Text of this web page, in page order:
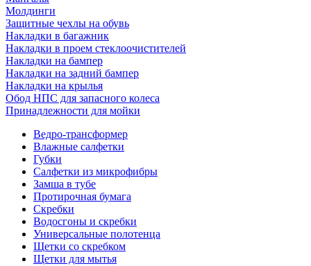
Молдинги
Защитные чехлы на обувь
Накладки в багажник
Накладки в проем стеклоочистителей
Накладки на бампер
Накладки на задний бампер
Накладки на крылья
Обод НПС для запасного колеса
Принадлежности для мойки
Ведро-трансформер
Влажные салфетки
Губки
Салфетки из микрофибры
Замша в тубе
Протирочная бумага
Скребки
Водосгоны и скребки
Универсальные полотенца
Щетки со скребком
Щетки для мытья